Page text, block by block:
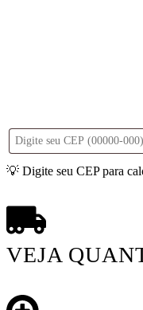
💡 Digite seu CEP para
VEJA